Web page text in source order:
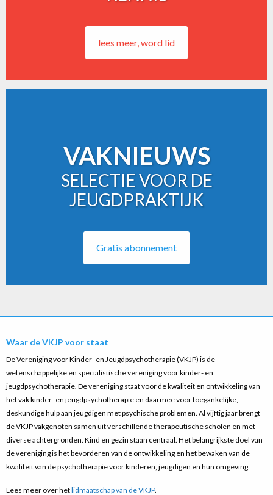
lees meer, word lid
VAKNIEUWS
SELECTIE VOOR DE
JEUGDPRAKTIJK
Gratis abonnement
Waar de VKJP voor staat
De Vereniging voor Kinder- en Jeugdpsychotherapie (VKJP) is de
wetenschappelijke en specialistische vereniging voor kinder- en
jeugdpsychotherapie. De vereniging staat voor de kwaliteit en ontwikkeling van
het vak kinder- en jeugdpsychotherapie en daarmee voor toegankelijke,
deskundige hulp aan jeugdigen met psychische problemen. Al vijftig jaar brengt
de VKJP vakgenoten samen uit verschillende therapeutische scholen en met
diverse achtergronden. Kind en gezin staan centraal. Het belangrijkste doel van
de vereniging is het bevorderen van de ontwikkeling en het bewaken van de
kwaliteit van de psychotherapie voor kinderen, jeugdigen en hun omgeving.
Lees meer over hetlidmaatschap van de VKJP.